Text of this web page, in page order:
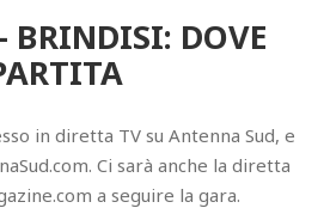
BRINDISI: DOVE
in diretta TV su Antenna Sud, e
Ci sarà anche la diretta
a seguire la gara.